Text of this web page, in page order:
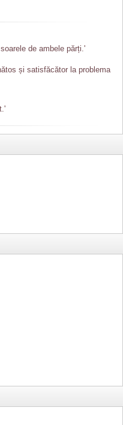
de ambele părți.'
și satisfăcător la problema